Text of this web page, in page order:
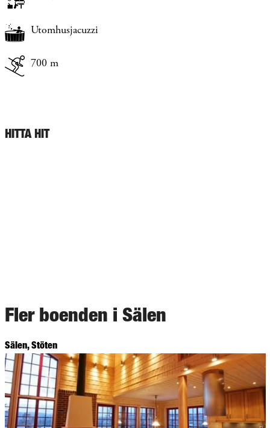
Utomhusjacuzzi
700 m
HITTA HIT
Fler boenden i Sälen
Sälen, Stöten